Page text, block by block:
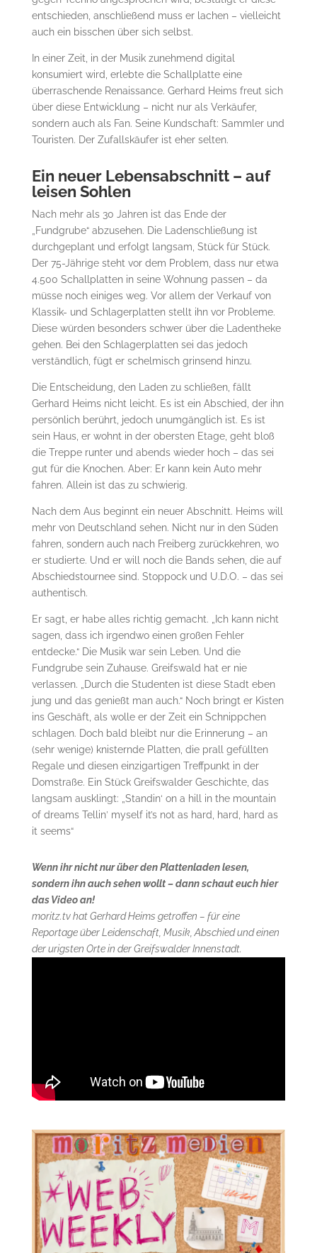
entschieden, anschließend muss er lachen – vielleicht
auch ein bisschen über sich selbst.
In einer Zeit, in der Musik zunehmend digital
konsumiert wird, erlebte die Schallplatte eine
überraschende Renaissance. Gerhard Heims freut sich
über diese Entwicklung – nicht nur als Verkäufer,
sondern auch als Fan. Seine Kundschaft: Sammler und
Touristen. Der Zufallskäufer ist eher selten.
Ein neuer Lebensabschnitt – auf
leisen Sohlen
Nach mehr als 30 Jahren ist das Ende der
„Fundgrube“ abzusehen. Die Ladenschließung ist
durchgeplant und erfolgt langsam, Stück für Stück.
Der 75-Jährige steht vor dem Problem, dass nur etwa
4.500 Schallplatten in seine Wohnung passen – da
müsse noch einiges weg. Vor allem der Verkauf von
Klassik- und Schlagerplatten stellt ihn vor Probleme.
Diese würden besonders schwer über die Ladentheke
gehen. Bei den Schlagerplatten sei das jedoch
verständlich, fügt er schelmisch grinsend hinzu.
Die Entscheidung, den Laden zu schließen, fällt
Gerhard Heims nicht leicht. Es ist ein Abschied, der ihn
persönlich berührt, jedoch unumgänglich ist. Es ist
sein Haus, er wohnt in der obersten Etage, geht bloß
die Treppe runter und abends wieder hoch – das sei
gut für die Knochen. Aber: Er kann kein Auto mehr
fahren. Allein ist das zu schwierig.
Nach dem Aus beginnt ein neuer Abschnitt. Heims will
mehr von Deutschland sehen. Nicht nur in den Süden
fahren, sondern auch nach Freiberg zurückkehren, wo
er studierte. Und er will noch die Bands sehen, die auf
Abschiedstournee sind. Stoppock und U.D.O. – das sei
authentisch.
Er sagt, er habe alles richtig gemacht. „Ich kann nicht
sagen, dass ich irgendwo einen großen Fehler
entdecke.“ Die Musik war sein Leben. Und die
Fundgrube sein Zuhause. Greifswald hat er nie
verlassen. „Durch die Studenten ist diese Stadt eben
jung und das genießt man auch.“ Noch bringt er Kisten
ins Geschäft, als wolle er der Zeit ein Schnippchen
schlagen. Doch bald bleibt nur die Erinnerung – an
(sehr wenige) knisternde Platten, die prall gefüllten
Regale und diesen einzigartigen Treffpunkt in der
Domstraße. Ein Stück Greifswalder Geschichte, das
langsam ausklingt: „Standin‘ on a hill in the mountain
of dreams Tellin′ myself it’s not as hard, hard, hard as
it seems“
Wenn ihr nicht nur über den Plattenladen lesen,
sondern ihn auch sehen wollt – dann schaut euch hier
das Video an!
moritz.tv hat Gerhard Heims getroffen – für eine
Reportage über Leidenschaft, Musik, Abschied und einen
der urigsten Orte in der Greifswalder Innenstadt.